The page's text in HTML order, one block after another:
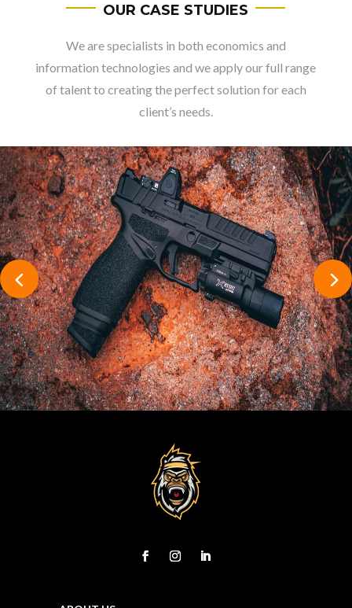
OUR CASE STUDIES
We are specialists in both economics and
information technologies and we apply our full range
of talent to creating the perfect solution for each
client’s needs.